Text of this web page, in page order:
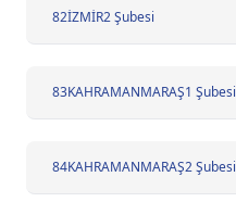
82İZMİR2 Şubesi
83KAHRAMANMARAŞ1 Şubesi
84KAHRAMANMARAŞ2 Şubesi